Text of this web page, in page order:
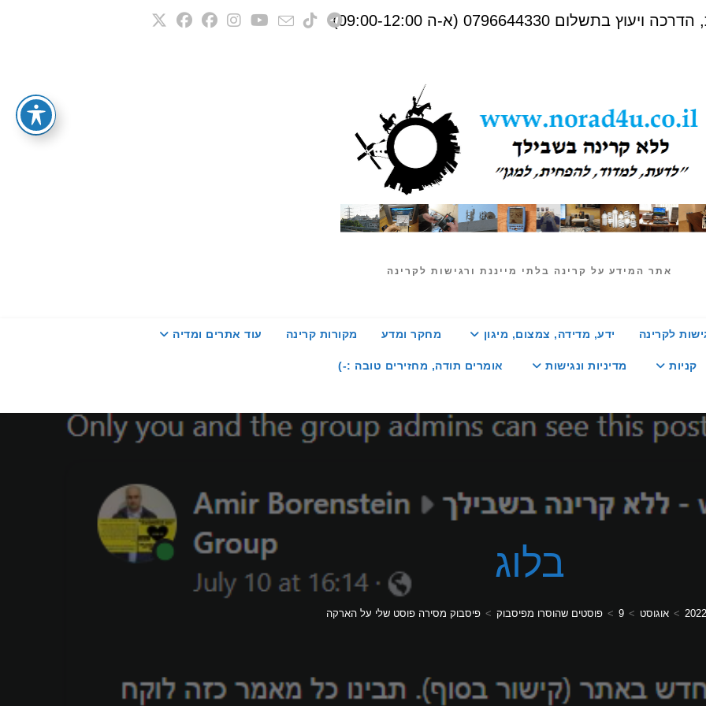
0796644330 (א-ה 09:00-12:00)
אתר המידע על קרינה בלתי מייננת ורגישות לקרינה
לקרינה ידע, מדידה, צמצום, מיגון מחקר ומדע מקורות קרינה עוד אתרים ומדיה
קניות מדיניות ונגישות אומרים תודה, מחזירים טובה :-)
בלוג
2022
> אוגוסט >
9
> פוסטים שהוסרו מפיסבוק > פיסבוק מסירה פוסט שלי על הארקה